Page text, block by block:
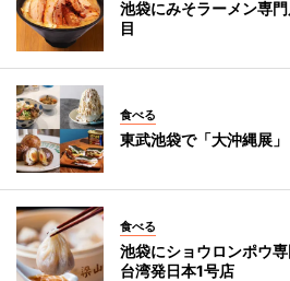
池袋にみそラーメン専
目
食べる
東武池袋で「大沖縄展
食べる
池袋にショウロンポウ
台湾発日本1号店